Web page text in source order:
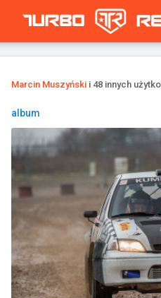
Marcin Muszyński i 48 innych
album